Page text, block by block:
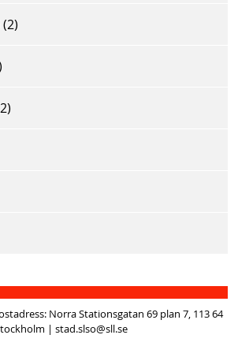
(2)
Norra Stationsgatan 69 plan 7, 113 64
| stad.slso@sll.se